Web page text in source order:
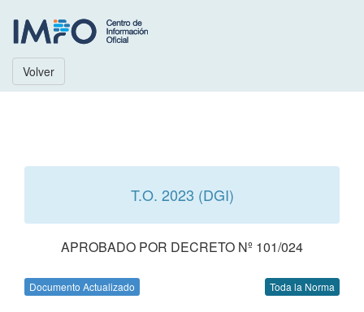
Volver
T.O. 2023 (DGI)
APROBADO POR DECRETO Nº 101/024
Documento Actualizado Toda la Norma